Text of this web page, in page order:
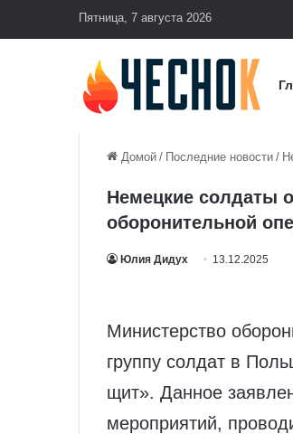
Пятница, 7 августа 2026
Домой / Последние новости /
Немецкие солдаты
оборонительной
Юлия Дидух 13.12.2025
Министерство
группу солдат в
щит». Данное
мероприятий,